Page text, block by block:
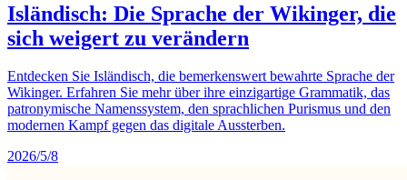
Isländisch: Die Sprache der Wikinger, die
sich weigert zu verändern
Entdecken Sie Isländisch, die bemerkenswert bewahrte Sprache der
Wikinger. Erfahren Sie mehr über ihre einzigartige Grammatik, das
patronymische Namenssystem, den sprachlichen Purismus und den
modernen Kampf gegen das digitale Aussterben.
2026/5/8